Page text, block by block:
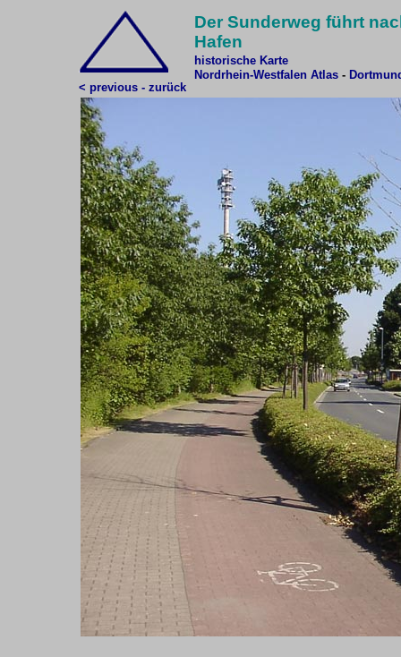
Der Sunderweg führt
Hafen
historische Karte
Nordrhein-Westfalen Atlas -
< previous - zurück